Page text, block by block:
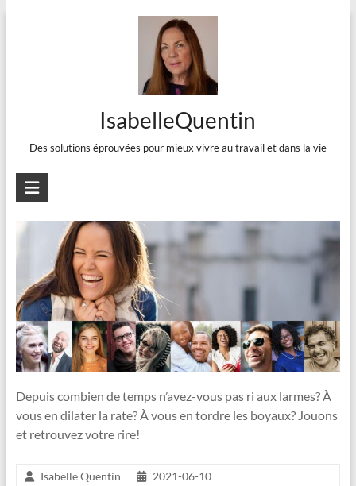
IsabelleQuentin
Des solutions éprouvées pour mieux vivre au travail et dans la vie
Pour mieux vivre : rire un peu,
beaucoup, passionnément
Depuis combien de temps n’avez-vous pas ri aux larmes? À
vous en dilater la rate? À vous en tordre les boyaux? Jouons
et retrouvez votre rire!
Isabelle Quentin
2021-06-10